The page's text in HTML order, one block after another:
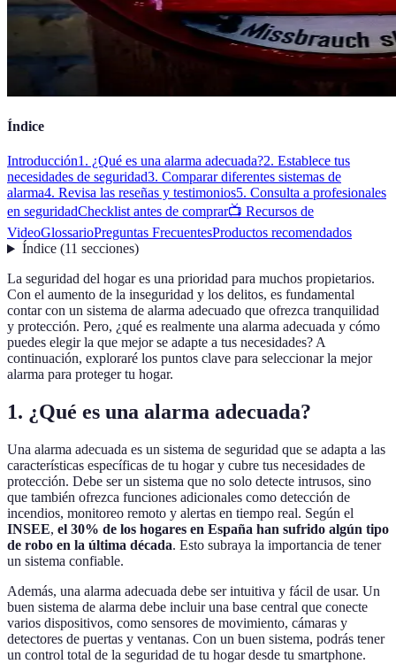
Índice
Introducción1. ¿Qué es una alarma adecuada?2. Establece tus
necesidades de seguridad3. Comparar diferentes sistemas de
alarma4. Revisa las reseñas y testimonios5. Consulta a profesionales
en seguridadChecklist antes de comprar📺 Recursos de
VideoGlossarioPreguntas FrecuentesProductos recomendados
Índice(11 secciones)
La seguridad del hogar es una prioridad para muchos propietarios.
Con el aumento de la inseguridad y los delitos, es fundamental
contar con un sistema de alarma adecuado que ofrezca tranquilidad
y protección. Pero, ¿qué es realmente una alarma adecuada y cómo
puedes elegir la que mejor se adapte a tus necesidades? A
continuación, exploraré los puntos clave para seleccionar la mejor
alarma para proteger tu hogar.
1. ¿Qué es una alarma adecuada?
Una alarma adecuada es un sistema de seguridad que se adapta a las
características específicas de tu hogar y cubre tus necesidades de
protección. Debe ser un sistema que no solo detecte intrusos, sino
que también ofrezca funciones adicionales como detección de
incendios, monitoreo remoto y alertas en tiempo real. Según el
INSEE, el 30% de los hogares en España han sufrido algún tipo
de robo en la última década. Esto subraya la importancia de tener
un sistema confiable.
Además, una alarma adecuada debe ser intuitiva y fácil de usar. Un
buen sistema de alarma debe incluir una base central que conecte
varios dispositivos, como sensores de movimiento, cámaras y
detectores de puertas y ventanas. Con un buen sistema, podrás tener
un control total de la seguridad de tu hogar desde tu smartphone.